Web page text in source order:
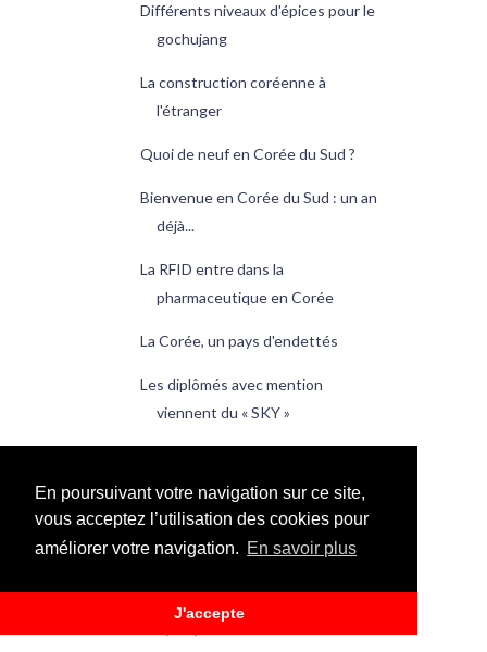
En poursuivant votre navigation sur ce site,
vous acceptez l’utilisation des cookies pour
améliorer votre navigation. En savoir plus
J'accepte
Différents niveaux d'épices pour le
gochujang
La construction coréenne à
l'étranger
Quoi de neuf en Corée du Sud ?
Bienvenue en Corée du Sud : un an
déjà...
La RFID entre dans la
pharmaceutique en Corée
La Corée, un pays d'endettés
Les diplômés avec mention
viennent du « SKY »
Quoi de neuf en Corée du Sud ?
(95)
►janvier(20)